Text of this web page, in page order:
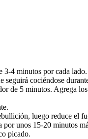
3-4 minutos por cada
seguirá cociéndose
de 5 minutos. Agrega
luego reduce el
unos 15-20 minutos
picado.